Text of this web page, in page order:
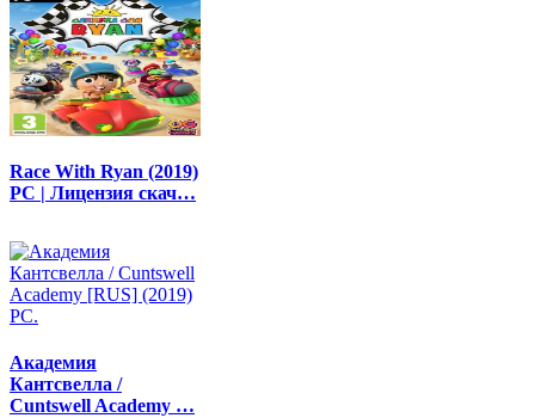
Race With Ryan (2019)
PC | Лицензия скач…
Академия
Кантсвелла /
Cuntswell Academy …